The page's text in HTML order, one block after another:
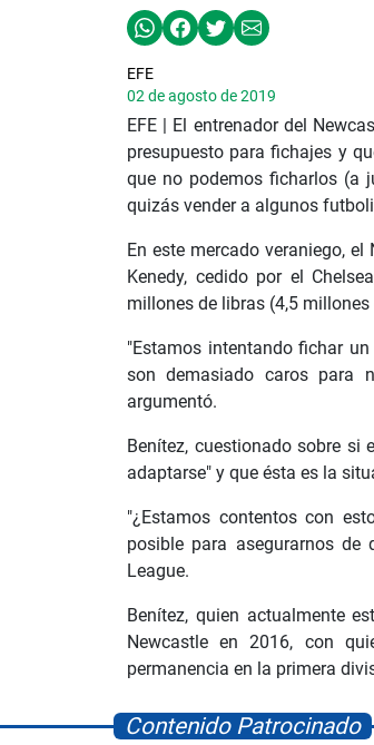
EFE
02 de agosto de 2019
EFE | El entrenador del
presupuesto para fichajes y
que no podemos ficharlos (a
quizás vender a algunos
En este mercado veraniego,
Kenedy, cedido por el
millones de libras (4,5 millones
"Estamos intentando fichar
son demasiado caros para
argumentó.
Benítez, cuestionado sobre si
adaptarse" y que ésta es la
"¿Estamos contentos con
posible para asegurarnos
League.
Benítez, quien actualmente
Newcastle en 2016, con
permanencia en la primera
Contenido Patrocinado